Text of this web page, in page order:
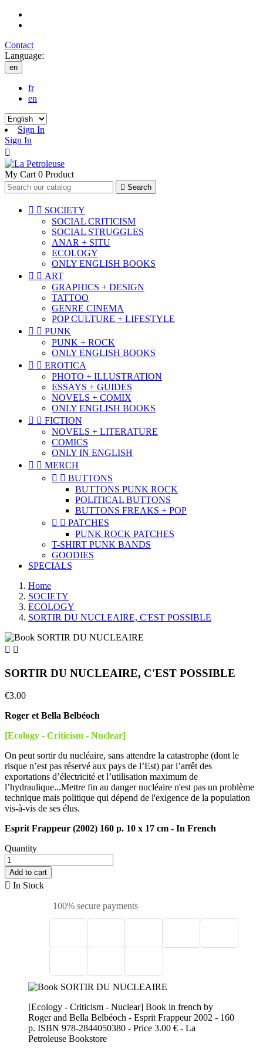
Contact
Language:
en
fr
en
Sign In
Sign In

My Cart 0 Product
 Search
  SOCIETY
SOCIAL CRITICISM
SOCIAL STRUGGLES
ANAR + SITU
ECOLOGY
ONLY ENGLISH BOOKS
  ART
GRAPHICS + DESIGN
TATTOO
GENRE CINEMA
POP CULTURE + LIFESTYLE
  PUNK
PUNK + ROCK
ONLY ENGLISH BOOKS
  EROTICA
PHOTO + ILLUSTRATION
ESSAYS + GUIDES
NOVELS + COMIX
ONLY ENGLISH BOOKS
  FICTION
NOVELS + LITERATURE
COMICS
ONLY IN ENGLISH
  MERCH
  BUTTONS
BUTTONS PUNK ROCK
POLITICAL BUTTONS
BUTTONS FREAKS + POP
  PATCHES
PUNK ROCK PATCHES
T-SHIRT PUNK BANDS
GOODIES
SPECIALS
Home
SOCIETY
ECOLOGY
SORTIR DU NUCLEAIRE, C'EST POSSIBLE
 
SORTIR DU NUCLEAIRE, C'EST POSSIBLE
€3.00
Roger et Bella Belbéoch
[Ecology - Criticism - Nuclear]
On peut sortir du nucléaire, sans attendre la catastrophe (dont le
risque n’est pas réservé aux pays de l’Est) par l’arrêt des
exportations d’électricité et l’utilisation maximum de
l’hydraulique...Mettre fin au danger nucléaire n'est pas un problème
technique mais politique qui dépend de l'exigence de la population
vis-à-vis de ses élus.
Esprit Frappeur (2002) 160 p. 10 x 17 cm - In French
Quantity
Add to cart
 In Stock
100% secure payments
[Ecology - Criticism - Nuclear] Book in french by
Roger and Bella Belbéoch - Esprit Frappeur 2002 - 160
p. ISBN 978-2844050380 - Price 3.00 € - La
Petroleuse Bookstore